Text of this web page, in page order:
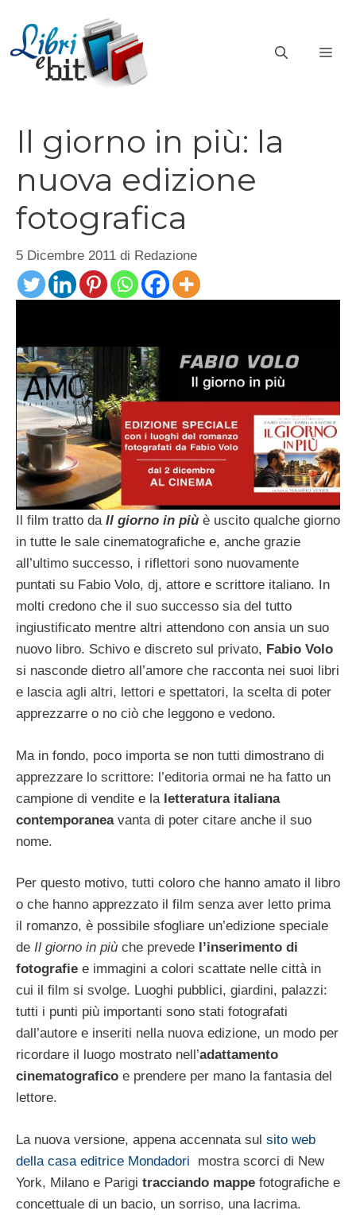
contenuto
Il giorno in più: la
nuova edizione
fotografica
5 Dicembre 2011 di Redazione
Il film tratto daIl giorno in più è uscito qualche giorno
in tutte le sale cinematografiche e, anche grazie
all’ultimo successo, i riflettori sono nuovamente
puntati su Fabio Volo, dj, attore e scrittore italiano. In
molti credono che il suo successo sia del tutto
ingiustificato mentre altri attendono con ansia un suo
nuovo libro. Schivo e discreto sul privato, Fabio Volo
si nasconde dietro all’amore che racconta nei suoi libri
e lascia agli altri, lettori e spettatori, la scelta di poter
apprezzarre o no ciò che leggono e vedono.
Ma in fondo, poco importa se non tutti dimostrano di
apprezzare lo scrittore: l’editoria ormai ne ha fatto un
campione di vendite e la letteratura italiana
contemporanea vanta di poter citare anche il suo
nome.
Per questo motivo, tutti coloro che hanno amato il libro
o che hanno apprezzato il film senza aver letto prima
il romanzo, è possibile sfogliare un’edizione speciale
de Il giorno in più che prevede l’inserimento di
fotografie e immagini a colori scattate nelle città in
cui il film si svolge. Luoghi pubblici, giardini, palazzi:
tutti i punti più importanti sono stati fotografati
dall’autore e inseriti nella nuova edizione, un modo per
ricordare il luogo mostrato nell’adattamento
cinematografico e prendere per mano la fantasia del
lettore.
La nuova versione, appena accennata sul sito web
della casa editrice Mondadori
mostra scorci di New
York, Milano e Parigi tracciando mappe fotografiche e
concettuale di un bacio, un sorriso, una lacrima.